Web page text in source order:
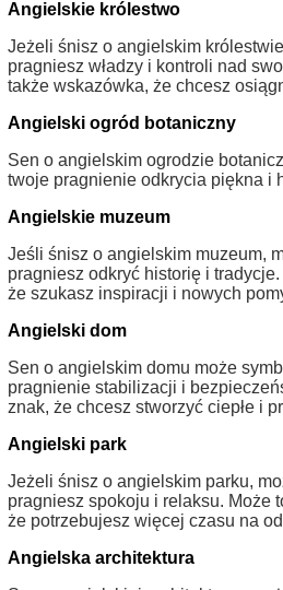
Angielskie królestwo
Jeżeli śnisz o angielskim
pragniesz władzy i kontroli nad
także wskazówka, że chcesz
Angielski ogród botaniczny
Sen o angielskim ogrodzie
twoje pragnienie odkrycia piękna i
Angielskie muzeum
Jeśli śnisz o angielskim muzeum,
pragniesz odkryć historię i
że szukasz inspiracji i nowych
Angielski dom
Sen o angielskim domu może
pragnienie stabilizacji i
znak, że chcesz stworzyć ciepłe i
Angielski park
Jeżeli śnisz o angielskim parku,
pragniesz spokoju i relaksu. Może
że potrzebujesz więcej czasu na
Angielska architektura